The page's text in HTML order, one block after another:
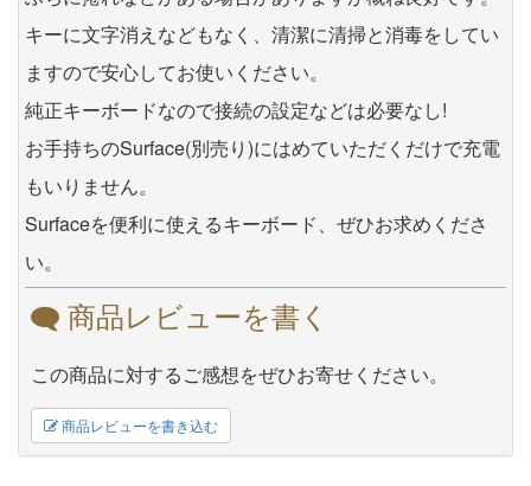
キーに文字消えなどもなく、清潔に清掃と消毒をしてい
ますので安心してお使いください。
純正キーボードなので接続の設定などは必要なし!
お手持ちのSurface(別売り)にはめていただくだけで充電
もいりません。
Surfaceを便利に使えるキーボード、ぜひお求めくださ
い。
商品レビューを書く
この商品に対するご感想をぜひお寄せください。
商品レビューを書き込む